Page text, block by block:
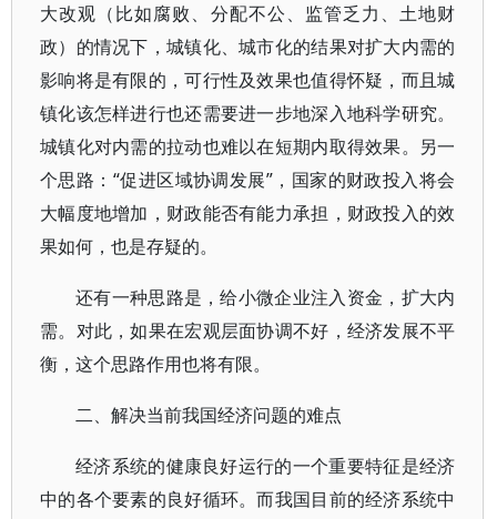
大改观（比如腐败、分配不公、监管乏力、土地财
政）的情况下，城镇化、城市化的结果对扩大内需的
影响将是有限的，可行性及效果也值得怀疑，而且城
镇化该怎样进行也还需要进一步地深入地科学研究。
城镇化对内需的拉动也难以在短期内取得效果。另一
个思路：“促进区域协调发展”，国家的财政投入将会
大幅度地增加，财政能否有能力承担，财政投入的效
果如何，也是存疑的。
还有一种思路是，给小微企业注入资金，扩大内
需。对此，如果在宏观层面协调不好，经济发展不平
衡，这个思路作用也将有限。
二、解决当前我国经济问题的难点
经济系统的健康良好运行的一个重要特征是经济
中的各个要素的良好循环。而我国目前的经济系统中